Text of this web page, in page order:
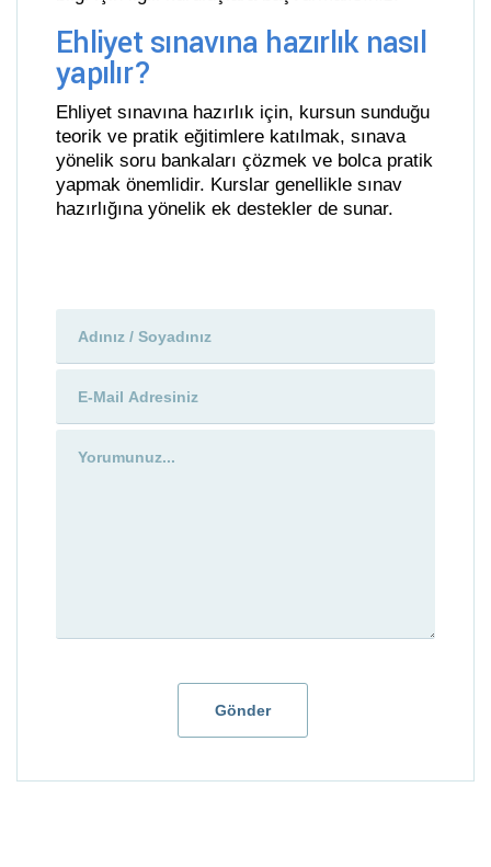
Ehliyet sınavına hazırlık nasıl
yapılır?
Ehliyet sınavına hazırlık için, kursun sunduğu
teorik ve pratik eğitimlere katılmak, sınava
yönelik soru bankaları çözmek ve bolca pratik
yapmak önemlidir. Kurslar genellikle sınav
hazırlığına yönelik ek destekler de sunar.
Gönder